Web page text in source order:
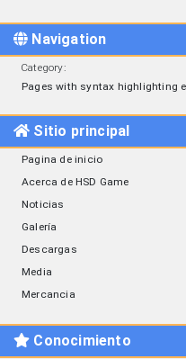
Navigation
Category:
Pages with syntax highlighting
Sitio principal
Pagina de inicio
Acerca de HSD Game
Noticias
Galería
Descargas
Media
Mercancia
Conocimiento